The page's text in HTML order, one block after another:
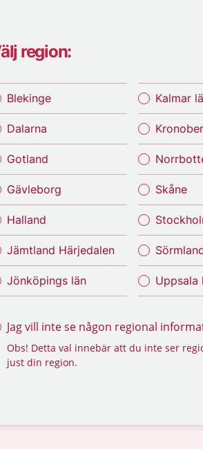
region:
Blekinge
Dalarna
Gotland
Gävleborg
Halland
Jämtland Härjedalen
Jönköpings län
Kalmar
Skåne
Uppsala
Jag vill inte se någon regional
Obs! Detta val innebär att du inte ser
just din region.